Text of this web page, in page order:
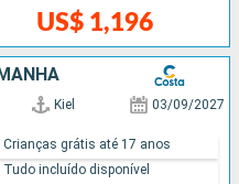
US$ 1,196
Kiel 03/09/2027
Crianças grátis até 17 anos
Tudo incluído disponível